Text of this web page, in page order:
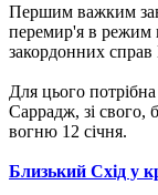
Першим важким
перемир'я в режим
закордонних
Для цього
Саррадж, зі свого,
вогню 12 січня.
Близький Схід у